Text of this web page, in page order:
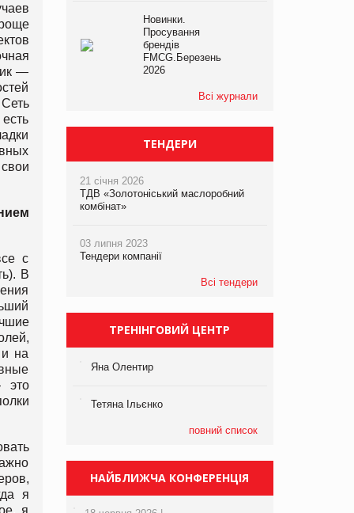
—
с
В
на
это
я
я
Новинки.
Просування
брендів
FMCG.Березень
2026
Всі журнали
ТЕНДЕРИ
21 січня 2026
ТДВ «Золотоніський маслоробний
комбінат»
03 липня 2023
Тендери компанії
Всі тендери
ТРЕНІНГОВИЙ ЦЕНТР
Яна Олентир
Тетяна Ільєнко
повний список
НАЙБЛИЖЧА КОНФЕРЕНЦІЯ